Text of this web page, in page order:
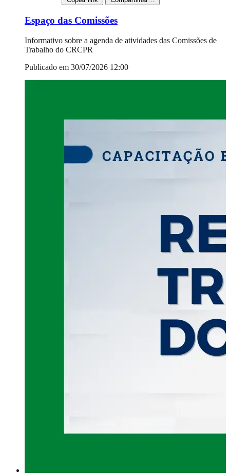
Espaço das Comissões
Informativo sobre a agenda de atividades das Comissões de
Trabalho do CRCPR
Publicado em 30/07/2026 12:00